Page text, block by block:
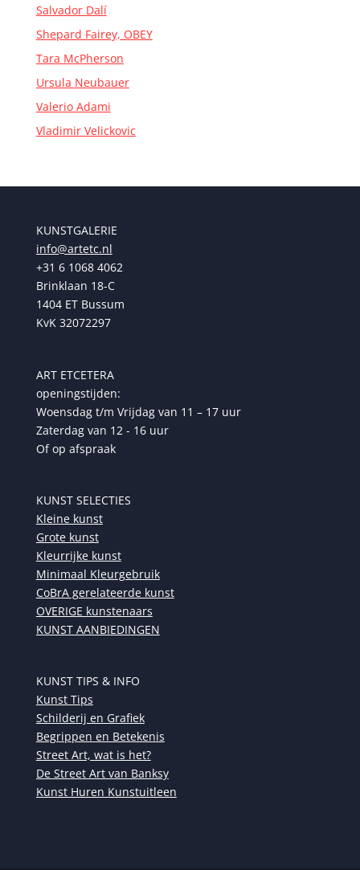
Salvador Dalí
Shepard Fairey, OBEY
Tara McPherson
Ursula Neubauer
Valerio Adami
Vladimir Velickovic
KUNSTGALERIE
info@artetc.nl
+31 6 1068 4062
Brinklaan 18-C
1404 ET Bussum
KvK 32072297
ART ETCETERA
openingstijden:
Woensdag t/m Vrijdag van 11 – 17 uur
Zaterdag van 12 - 16 uur
Of op afspraak
KUNST SELECTIES
Kleine kunst
Grote kunst
Kleurrijke kunst
Minimaal Kleurgebruik
CoBrA gerelateerde kunst
OVERIGE kunstenaars
KUNST AANBIEDINGEN
KUNST TIPS & INFO
Kunst Tips
Schilderij en Grafiek
Begrippen en Betekenis
Street Art, wat is het?
De Street Art van Banksy
Kunst Huren Kunstuitleen